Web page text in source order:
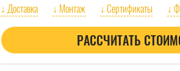
↓ Доставка
↓ Монтаж ↓ Сертификаты ↓
РАССЧИТАТЬ